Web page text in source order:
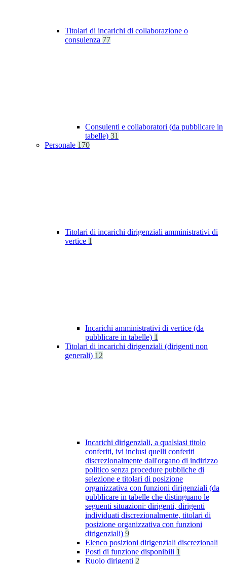
Titolari di incarichi di collaborazione o
consulenza 77
Consulenti e collaboratori (da pubblicare in
tabelle) 31
Personale 170
Titolari di incarichi dirigenziali amministrativi di
vertice 1
Incarichi amministrativi di vertice (da
pubblicare in tabelle) 1
Titolari di incarichi dirigenziali (dirigenti non
generali) 12
Incarichi dirigenziali, a qualsiasi titolo
conferiti, ivi inclusi quelli conferiti
discrezionalmente dall'organo di indirizzo
politico senza procedure pubbliche di
selezione e titolari di posizione
organizzativa con funzioni dirigenziali (da
pubblicare in tabelle che distinguano le
seguenti situazioni: dirigenti, dirigenti
individuati discrezionalmente, titolari di
posizione organizzativa con funzioni
dirigenziali) 9
Elenco posizioni dirigenziali discrezionali
Posti di funzione disponibili 1
Ruolo dirigenti 2